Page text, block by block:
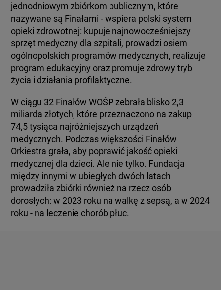
jednodniowym zbiórkom publicznym, które
nazywane są Finałami - wspiera polski system
opieki zdrowotnej: kupuje najnowocześniejszy
sprzęt medyczny dla szpitali, prowadzi osiem
ogólnopolskich programów medycznych, realizuje
program edukacyjny oraz promuje zdrowy tryb
życia i działania profilaktyczne.
W ciągu 32 Finałów WOŚP zebrała blisko 2,3
miliarda złotych, które przeznaczono na zakup
74,5 tysiąca najróżniejszych urządzeń
medycznych. Podczas większości Finałów
Orkiestra grała, aby poprawić jakość opieki
medycznej dla dzieci. Ale nie tylko. Fundacja
między innymi w ubiegłych dwóch latach
prowadziła zbiórki również na rzecz osób
dorosłych: w 2023 roku na walkę z sepsą, a w 2024